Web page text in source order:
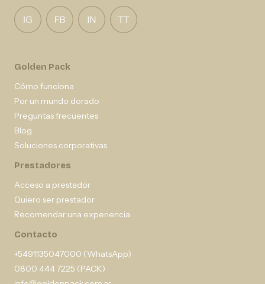
Golden Pack
Cómo funciona
Por un mundo dorado
Preguntas frecuentes
Blog
Soluciones corporativas
Prestadores
Acceso a prestador
Quiero ser prestador
Recomendar una experiencia
Contacto
+5491135047000 (WhatsApp)
0800 444 7225 (PACK)